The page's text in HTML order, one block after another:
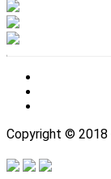
Copyright ©